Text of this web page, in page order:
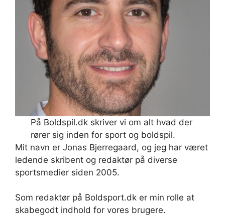
På Boldspil.dk skriver vi om alt hvad der
rører sig inden for sport og boldspil.
Mit navn er Jonas Bjerregaard, og jeg har været
ledende skribent og redaktør på diverse
sportsmedier siden 2005.
Som redaktør på Boldsport.dk er min rolle at
skabegodt indhold for vores brugere.